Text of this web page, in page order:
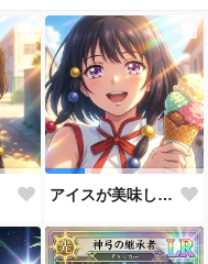
アイスが美味しい季節です